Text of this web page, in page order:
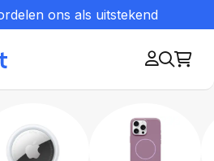
ons als uitstekend